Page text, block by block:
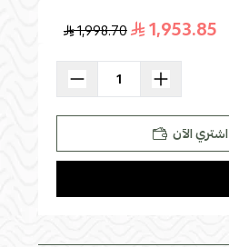
1,953.85
1,998.70
اشتري الآن